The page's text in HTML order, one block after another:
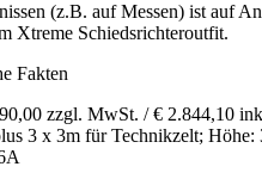
(z.B. auf Messen) ist auf
Xtreme Schiedsrichteroutfit.
Fakten
zzgl. MwSt. / € 2.844,10
3 x 3m für Technikzelt; Höhe: